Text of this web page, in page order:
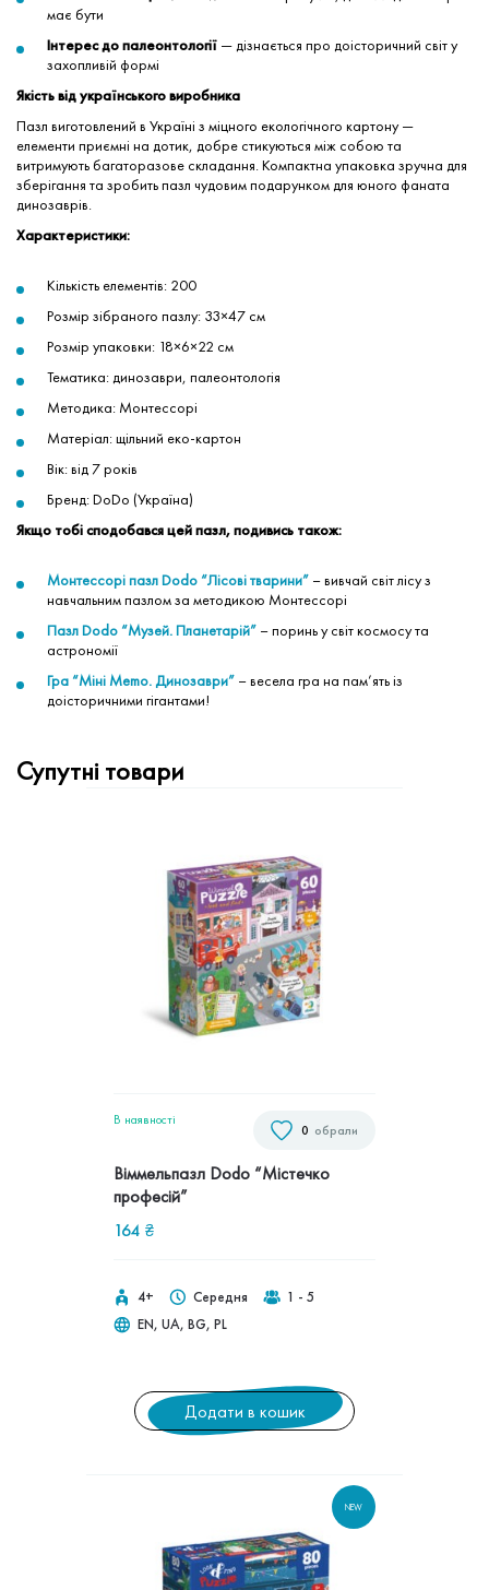
має бути
Інтерес до палеонтології — дізнається про доісторичний світ у
захопливій формі
Якість від українського виробника
Пазл виготовлений в Україні з міцного екологічного картону —
елементи приємні на дотик, добре стикуються між собою та
витримують багаторазове складання. Компактна упаковка зручна для
зберігання та зробить пазл чудовим подарунком для юного фаната
динозаврів.
Характеристики:
Кількість елементів: 200
Розмір зібраного пазлу: 33×47 см
Розмір упаковки: 18×6×22 см
Тематика: динозаври, палеонтологія
Методика: Монтессорі
Матеріал: щільний еко-картон
Вік: від 7 років
Бренд: DoDo (Україна)
Якщо тобі сподобався цей пазл, подивись також:
Монтессорі пазл Dodo “Лісові тварини” – вивчай світ лісу з
навчальним пазлом за методикою Монтессорі
Пазл Dodo “Музей. Планетарій” – поринь у світ космосу та
астрономії
Гра “Міні Memo. Динозаври” – весела гра на пам’ять із
доісторичними гігантами!
Супутні товари
обрали
0
В наявностi
Віммельпазл Dodo “Містечко
професій”
164 ₴
4+ Середня
1 - 5
EN, UA, BG, PL
Додати в кошик
NEW